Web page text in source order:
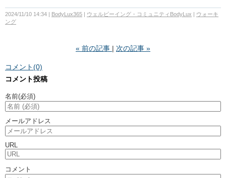
2024/11/10 14:34 BodyLux365 ウェルビーイング・コミュニティBodyLux
ウォーキ
ング
« 前の記事 次の記事 »
コメント(0)
コメント投稿
名前(必須)
メールアドレス
URL
コメント